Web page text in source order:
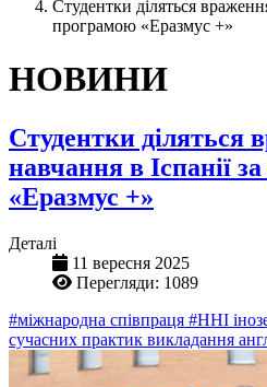
Студентки діляться
програмою «Еразмус +»
НОВИНИ
Студентки діляться
навчання в Іспанії
«Еразмус +»
Деталі
11 вересня 2025
Перегляди: 1089
#міжнародна співпраця #ННІ
сучасних практик викладання